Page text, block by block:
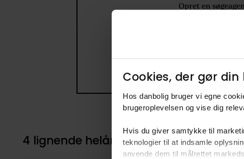
Cookies, der gør
Hos danbolig bruger vi egne
brugeroplevelsen og vise dig
Hvis du giver samtykke til
teknologier til at indsamle
anvende dem til målrettet
Opret en
4 lignende helårsgrunde i nærheden til